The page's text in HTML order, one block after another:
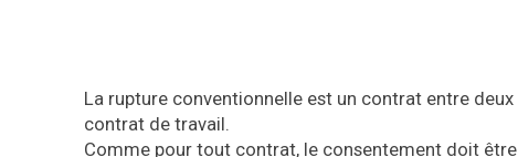
La rupture conventionnelle est un contrat entre
contrat de travail.
Comme pour tout contrat, le consentement doit